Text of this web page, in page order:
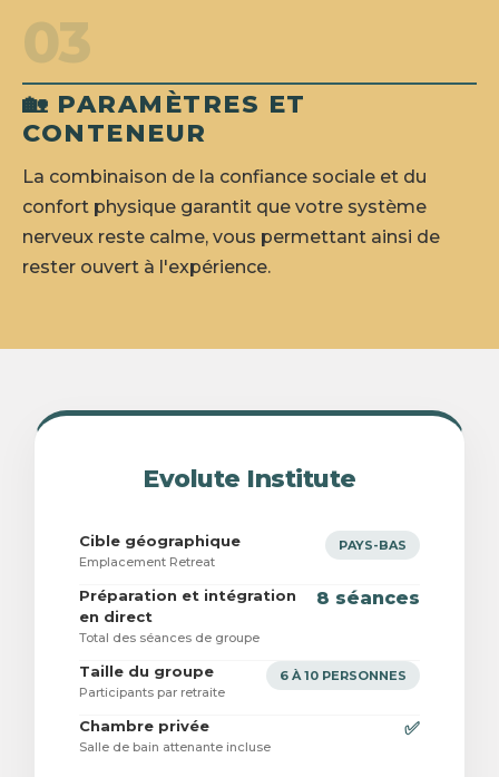
03
🏡 PARAMÈTRES ET
CONTENEUR
La combinaison de la confiance sociale et du
confort physique garantit que votre système
nerveux reste calme, vous permettant ainsi de
rester ouvert à l'expérience.
Evolute Institute
Cible géographique
Emplacement Retreat
PAYS-BAS
Préparation et intégration
en direct
Total des séances de groupe
8 séances
Taille du groupe
Participants par retraite
6 À 10 PERSONNES
Chambre privée
Salle de bain attenante incluse
✅